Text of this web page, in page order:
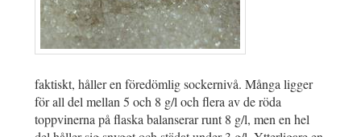
faktiskt, håller en föredömlig sockernivå. Många ligger
för all del mellan 5 och 8 g/l och flera av de röda
toppvinerna på flaska balanserar runt 8 g/l, men en hel